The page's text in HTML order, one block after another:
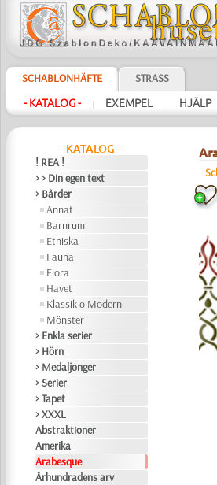
SCHABLONHÄFTE STRASS
- KATALOG - | EXEMPEL | HJÄLP
- KATALOG -
! REA !
> > Din egen text
> Bårder
Annat
Barnrum
Etniska
Fauna
Flora
Havet
Klassik o Modern
Mönster
> Enkla serier
> Hörn
> Medaljonger
> Serier
> Tapet
> XXXL
Abstraktioner
Amerika
Arabesque
Århundradens arv